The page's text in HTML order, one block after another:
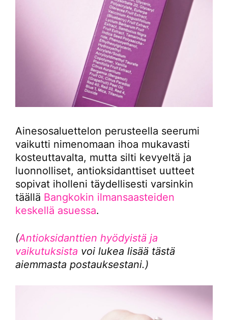
Ainesosaluettelon perusteella seerumi
vaikutti nimenomaan ihoa mukavasti
kosteuttavalta, mutta silti kevyeltä ja
luonnolliset, antioksidanttiset uutteet
sopivat iholleni täydellisesti varsinkin
täällä Bangkokin ilmansaasteiden
keskellä asuessa.
(Antioksidanttien hyödyistä ja
vaikutuksista voi lukea lisää tästä
aiemmasta postauksestani.)